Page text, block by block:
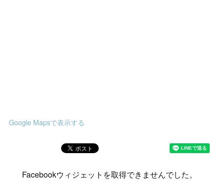
Google Mapsで表示する
Facebookウィジェットを取得できませんでした。